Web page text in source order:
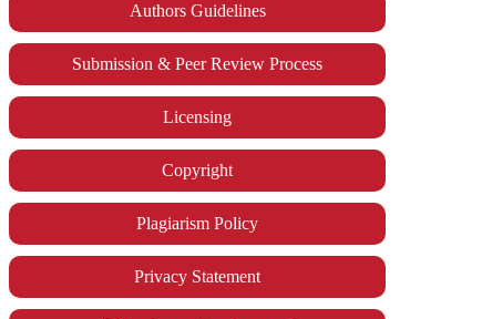
Authors Guidelines
Submission & Peer Review Process
Licensing
Copyright
Plagiarism Policy
Privacy Statement